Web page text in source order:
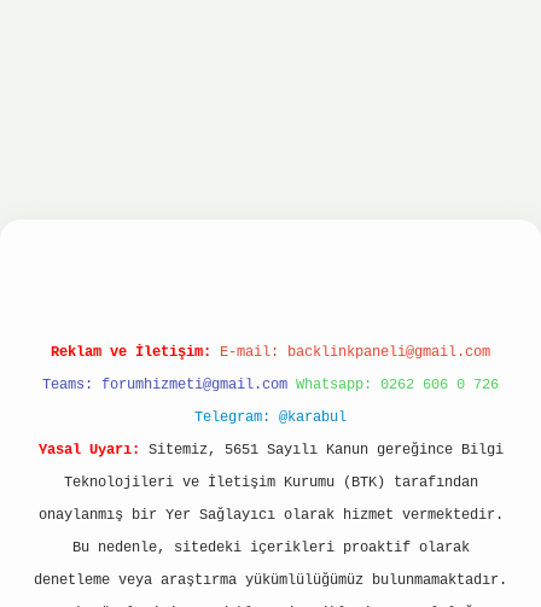
Reklam ve İletişim: E-mail: backlinkpaneli@gmail.com
Teams: forumhizmeti@gmail.com Whatsapp: 0262 606 0 726
Telegram: @karabul
Yasal Uyarı:
Sitemiz, 5651 Sayılı Kanun gereğince Bilgi
Teknolojileri ve İletişim Kurumu (BTK) tarafından
onaylanmış bir Yer Sağlayıcı olarak hizmet vermektedir.
Bu nedenle, sitedeki içerikleri proaktif olarak
denetleme veya araştırma yükümlülüğümüz bulunmamaktadır.